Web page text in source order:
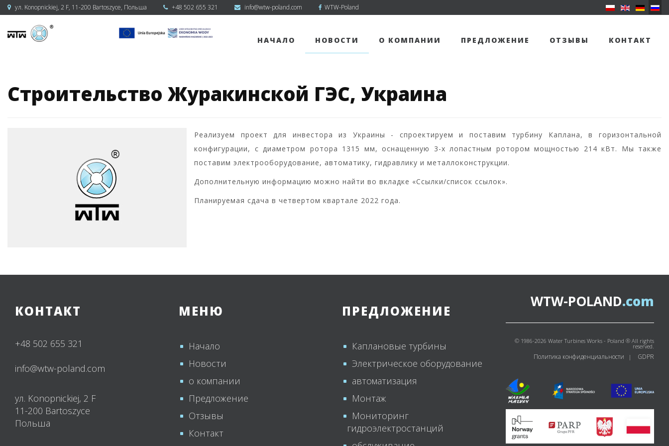
ул. Konopnickiej, 2 F, 11-200 Bartoszyce, Польша +48 502 655 321 info@wtw-poland.com WTW-Poland
НАЧАЛО НОВОСТИ О КОМПАНИИ ПРЕДЛОЖЕНИЕ ОТЗЫВЫ КОНТАКТ
Строительство Журакинской ГЭС, Украина
Реализуем проект для инвестора из Украины - спроектируем и поставим турбину Каплана, в горизонтальной
конфигурации, с диаметром ротора 1315 мм, оснащенную 3-х лопастным ротором мощностью 214 кВт. Мы также
поставим электрооборудование, автоматику, гидравлику и металлоконструкции.
Дополнительную информацию можно найти во вкладке «Ссылки/список ссылок».
Планируемая сдача в четвертом квартале 2022 года.
КОНТАКТ
+48 502 655 321
info@wtw-poland.com
ул. Konopnickiej, 2 F
11-200 Bartoszyce
Польша
МЕНЮ
Начало
Новости
о компании
Предложение
Отзывы
Контакт
ПРЕДЛОЖЕНИЕ
Каплановые турбины
Электрическое оборудование
автоматизация
Монтаж
Мониторинг
гидроэлектростанций
WTW-POLAND.com
© 1986-2026 Water Turbines Works - Poland ® All rights
reserved.
Политика конфиденциальности | GDPR